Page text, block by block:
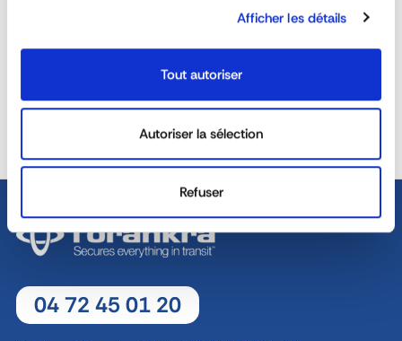
Afficher les détails
Tout autoriser
Autoriser la sélection
Refuser
04 72 45 01 20